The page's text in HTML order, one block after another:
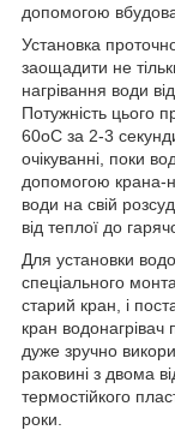
допомогою
Установка
заощадити не
нагрівання води
Потужність цього
60оС за 2-3
очікуванні, поки
допомогою крана-
води на свій
від теплої до
Для установки
спеціального
старий кран, і
кран водонагрівач
дуже зручно
раковині з двома
термостійкого
роки.